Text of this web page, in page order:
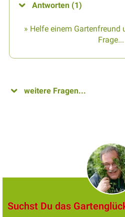
Antworten (1)
» Helfe einem Gartenfreund
Frage...
weitere Fragen...
Suchst Du das